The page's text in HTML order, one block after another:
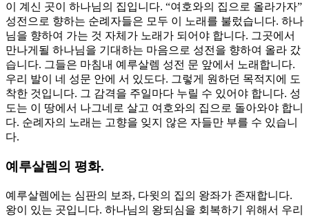
이 계신 곳이 하나님의 집입니다. “여호와의 집으로 올라가자”
성전으로 향하는 순례자들은 모두 이 노래를 불렀습니다. 하나
님을 향하여 가는 것 자체가 노래가 되어야 합니다. 그곳에서
만나게될 하나님을 기대하는 마음으로 성전을 향하여 올라 갔
습니다. 그들은 마침내 예루살렘 성전 문 앞에서 노래합니다.
우리 발이 네 성문 안에 서 있도다. 그렇게 원하던 목적지에 도
착한 것입니다. 그 감격을 주일마다 누릴 수 있어야 합니다. 성
도는 이 땅에서 나그네로 살고 여호와의 집으로 돌아와야 합니
다. 순례자의 노래는 고향을 잊지 않은 자들만 부를 수 있습니
다.
예루살렘의 평화.
예루살렘에는 심판의 보좌, 다윗의 집의 왕좌가 존재합니다.
왕이 있는 곳입니다. 하나님의 왕되심을 회복하기 위해서 우리